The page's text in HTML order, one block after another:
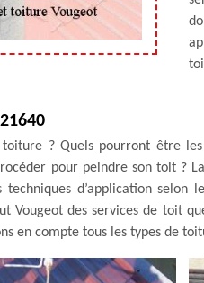
toiture ? Quels pourront être
pour peindre son toit ?
d’application selon
Vougeot des services de toit
en compte tous les types de